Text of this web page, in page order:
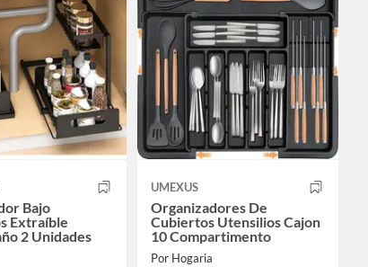
Bajo
Extraíble
2 Unidades
UMEXUS
Organizadores De
Cubiertos Utensilios Cajon
10 Compartimento
Por Hogaria